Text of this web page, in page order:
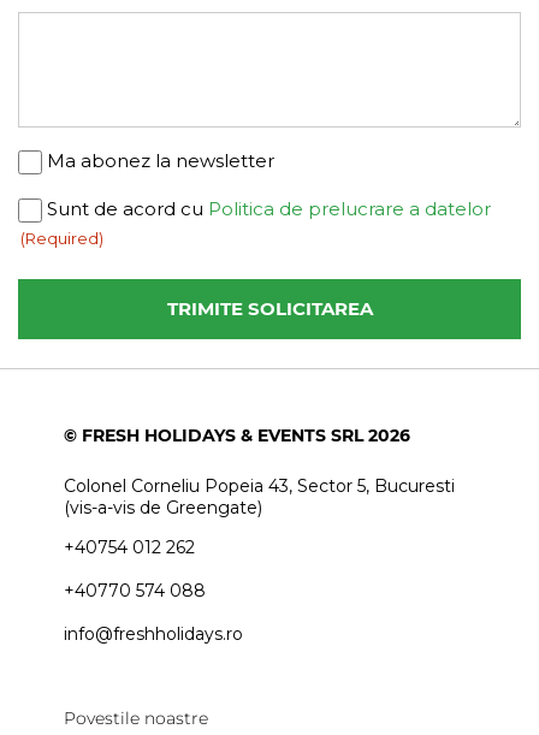
Newsletter
Ma abonez la newsletter
Consent
(Required)
Sunt de acord cu Politica de prelucrare a datelor
(Required)
© FRESH HOLIDAYS & EVENTS SRL 2026
Colonel Corneliu Popeia 43, Sector 5, Bucuresti
(vis-a-vis de Greengate)
+40754 012 262
+40770 574 088
info@freshholidays.ro
Povestile noastre